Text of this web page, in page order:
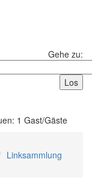
Gehe zu:
1 Gast/Gäste
Linksammlung